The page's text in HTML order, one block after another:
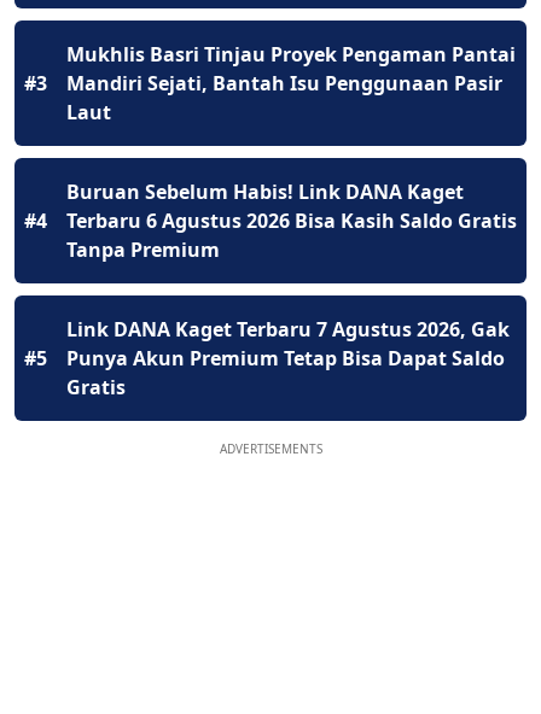
#3
Mukhlis Basri Tinjau Proyek Pengaman Pantai
Mandiri Sejati, Bantah Isu Penggunaan Pasir
Laut
#4
Buruan Sebelum Habis! Link DANA Kaget
Terbaru 6 Agustus 2026 Bisa Kasih Saldo Gratis
Tanpa Premium
#5
Link DANA Kaget Terbaru 7 Agustus 2026, Gak
Punya Akun Premium Tetap Bisa Dapat Saldo
Gratis
ADVERTISEMENTS